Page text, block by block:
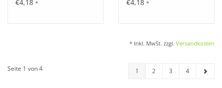
€4,18 *
€4,18 *
* Inkl. MwSt. zzgl. Versandkosten
Seite 1 von 4 1 2 3 4